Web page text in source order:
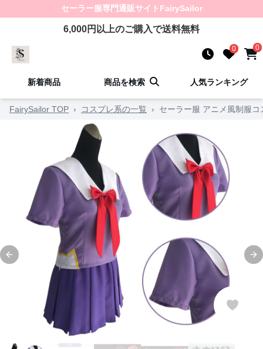
セーラー服専門通販サイト FairySailor
6,000円以上のご購入で送料無料
0 0
新着商品 商品を検索 人気ランキング
FairySailor TOP › コスプレ系の一覧 › セーラー服 アニメ風制服コ
Previous slide